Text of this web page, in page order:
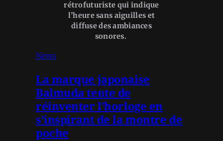
rétrofuturiste qui indique
l’heure sans aiguilles et
diffuse des ambiances
sonores.
News
La marque japonaise
Balmuda tente de
réinventer l’horloge en
s’inspirant de la montre de
poche